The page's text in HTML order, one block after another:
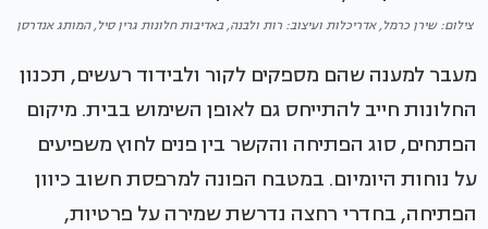
צילום: שירן כרמל, אדריכלות ועיצוב: רות ולבנה, באדיבות חלונות גרין סיל, המותג אנדרסן
מעבר למענה שהם מספקים לקור ולבידוד רעשים, תכנון
החלונות חייב להתייחס גם לאופן השימוש בבית. מיקום
הפתחים, סוג הפתיחה והקשר בין פנים לחוץ משפיעים
על נוחות היומיום. במטבח הפונה למרפסת חשוב כיוון
הפתיחה, בחדרי רחצה נדרשת שמירה על פרטיות,